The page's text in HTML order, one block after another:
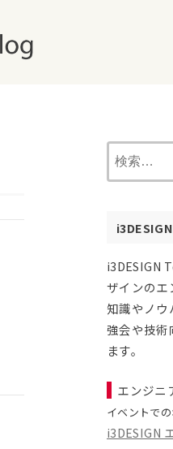
i3DESIGN
ザインのエ
知識やノウ
強会や技術
ます。
エンジニ
イベントで
i3DESIGN